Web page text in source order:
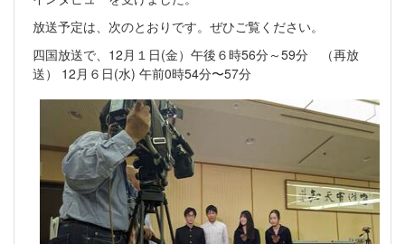
放送予定は、次のとおりです。ぜひご覧ください。
四国放送で、12月１日(金）午後６時56分～59分 （再放
送） 12月６日(水) 午前0時54分〜57分